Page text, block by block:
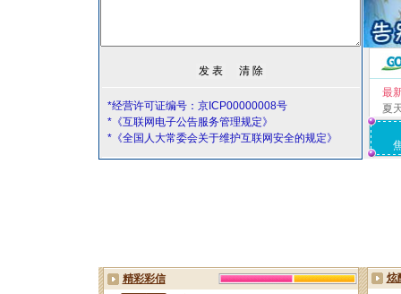
*经营许可证编号：京ICP00000008号
*《互联网电子公告服务管理规定》
*《全国人大常委会关于维护互联网安全的规定》
最
夏